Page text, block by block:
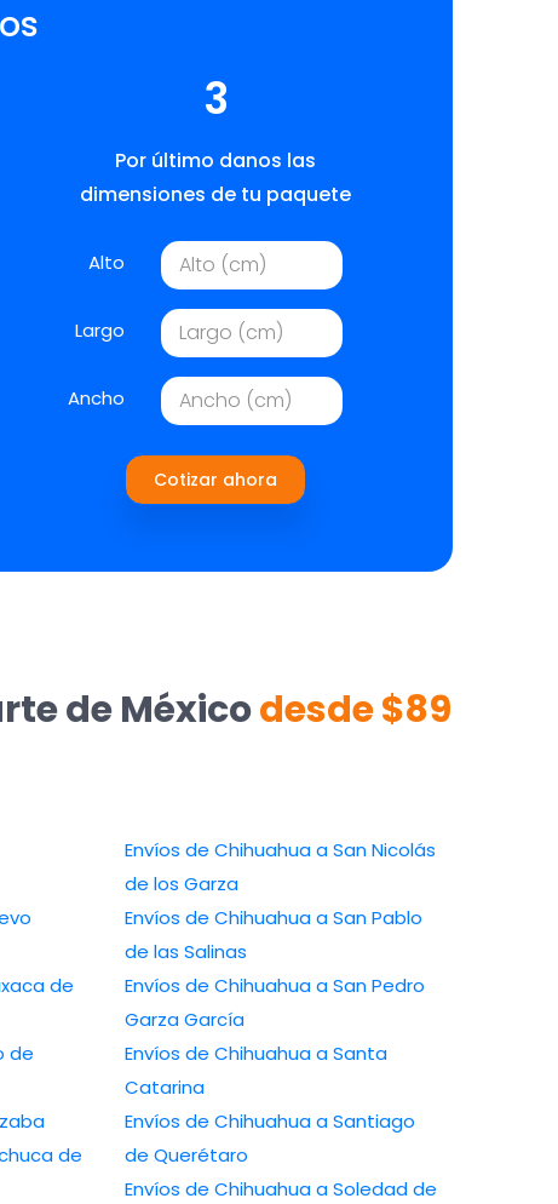
3
Por último danos las
dimensiones de tu paquete
Alto
Largo
Ancho
Cotizar ahora
de Méxicodesde $89
a Orizaba
Envíos de Chihuahua a San Nicolás
de los Garza
Envíos de Chihuahua a San Pablo
de las Salinas
Envíos de Chihuahua a San Pedro
Garza García
Envíos de Chihuahua a Santa
Catarina
Envíos de Chihuahua a Santiago
de Querétaro
Envíos de Chihuahua a Soledad de